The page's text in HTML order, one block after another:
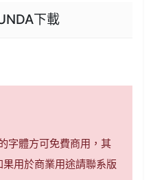
下載
字體方可免費商用，其
用於商業用途請聯系版